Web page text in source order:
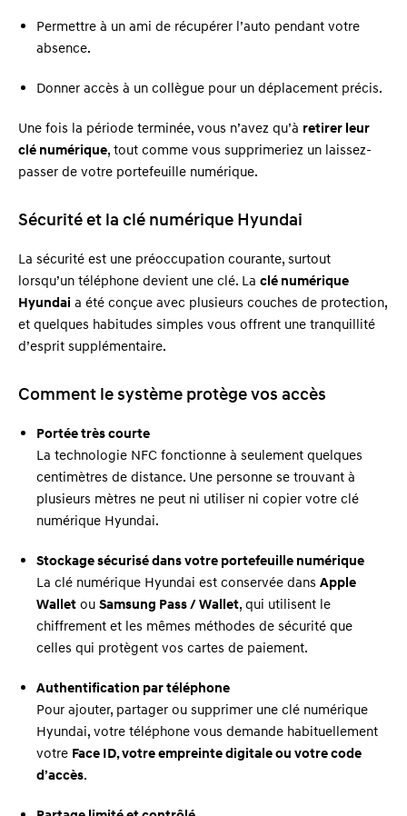
Permettre à un ami de récupérer l’auto pendant votre
absence.
Donner accès à un collègue pour un déplacement précis.
Une fois la période terminée, vous n’avez qu’à retirer leur
clé numérique, tout comme vous supprimeriez un laissez-
passer de votre portefeuille numérique.
Sécurité et la clé numérique Hyundai
La sécurité est une préoccupation courante, surtout
lorsqu’un téléphone devient une clé. La clé numérique
Hyundai a été conçue avec plusieurs couches de protection,
et quelques habitudes simples vous offrent une tranquillité
d’esprit supplémentaire.
Comment le système protège vos accès
Portée très courte
La technologie NFC fonctionne à seulement quelques
centimètres de distance. Une personne se trouvant à
plusieurs mètres ne peut ni utiliser ni copier votre clé
numérique Hyundai.
Stockage sécurisé dans votre portefeuille numérique
La clé numérique Hyundai est conservée dans Apple
Wallet ou Samsung Pass / Wallet, qui utilisent le
chiffrement et les mêmes méthodes de sécurité que
celles qui protègent vos cartes de paiement.
Authentification par téléphone
Pour ajouter, partager ou supprimer une clé numérique
Hyundai, votre téléphone vous demande habituellement
votre Face ID, votre empreinte digitale ou votre code
d’accès.